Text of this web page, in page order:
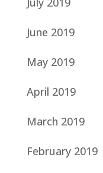
June 2019
May 2019
April 2019
March 2019
February 2019